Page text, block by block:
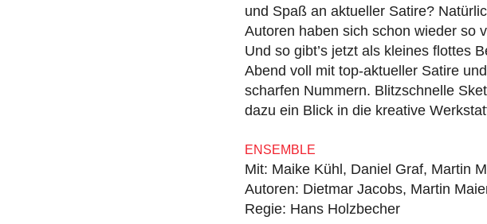
und Spaß an aktueller Satire?
Autoren haben sich schon wieder so
Und so gibt’s jetzt als kleines flottes
Abend voll mit top-aktueller Satire
scharfen Nummern. Blitzschnelle
dazu ein Blick in die kreative
ENSEMBLE
Mit: Maike Kühl, Daniel Graf, Martin
Autoren: Dietmar Jacobs, Martin
Regie: Hans Holzbecher